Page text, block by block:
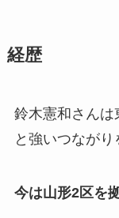
経歴
鈴木憲和さん
と強いつながり
今は山形2区を